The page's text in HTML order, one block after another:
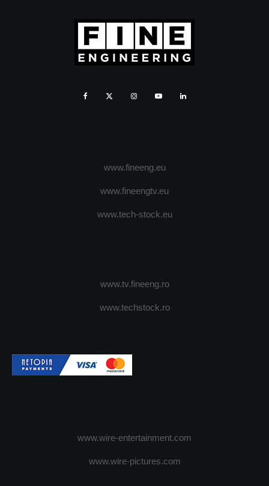
www.fineeng.eu
www.fineengtv.eu
www.tech-stock.eu
www.tv.fineeng.ro
www.techstock.ro
www.wire-entertainment.com
www.wire-pictures.com